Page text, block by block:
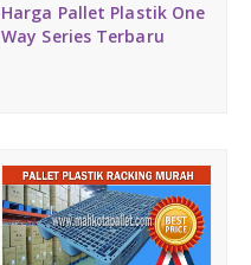
Harga Pallet Plastik One
Way Series Terbaru